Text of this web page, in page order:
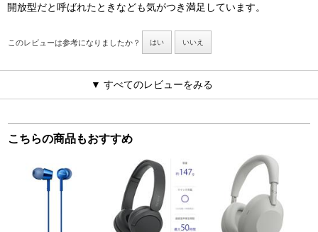
開放型だと呼ばれたときなども気がつき満足しています。
このレビューは参考になりましたか？ はい いいえ
▼ すべてのレビューをみる
こちらの商品もおすすめ